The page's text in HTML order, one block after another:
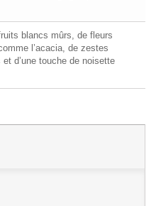
blancs mûrs, de fleurs
l’acacia, de zestes
et d’une touche de noisette